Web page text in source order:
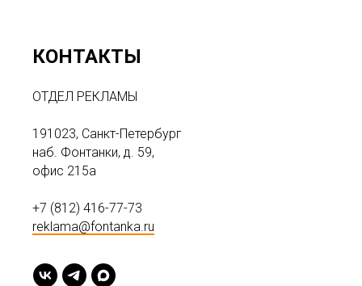
КОНТАКТЫ
ОТДЕЛ РЕКЛАМЫ
191023, Санкт-Петербург
наб. Фонтанки, д. 59,
офис 215а
+7 (812) 416-77-73
reklama@fontanka.ru